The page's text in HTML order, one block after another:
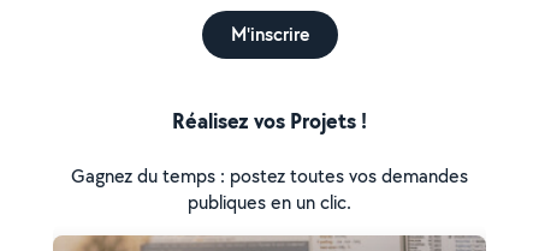
M'inscrire
Réalisez vos Projets !
Gagnez du temps : postez toutes vos demandes
publiques en un clic.